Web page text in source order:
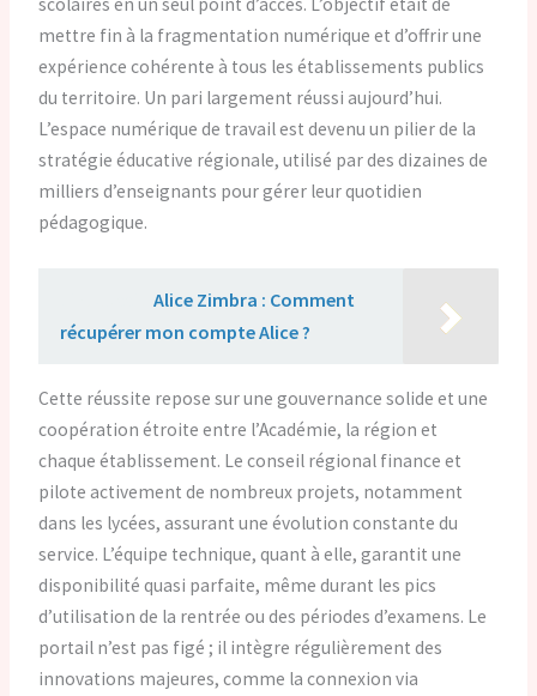
scolaires en un seul point d’accès. L’objectif était de
mettre fin à la fragmentation numérique et d’offrir une
expérience cohérente à tous les établissements publics
du territoire. Un pari largement réussi aujourd’hui.
L’espace numérique de travail est devenu un pilier de la
stratégie éducative régionale, utilisé par des dizaines de
milliers d’enseignants pour gérer leur quotidien
pédagogique.
Alice Zimbra : Comment
récupérer mon compte Alice ?
Cette réussite repose sur une gouvernance solide et une
coopération étroite entre l’Académie, la région et
chaque établissement. Le conseil régional finance et
pilote activement de nombreux projets, notamment
dans les lycées, assurant une évolution constante du
service. L’équipe technique, quant à elle, garantit une
disponibilité quasi parfaite, même durant les pics
d’utilisation de la rentrée ou des périodes d’examens. Le
portail n’est pas figé ; il intègre régulièrement des
innovations majeures, comme la connexion via